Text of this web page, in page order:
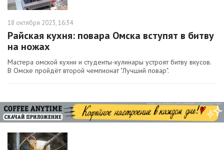
18 октября 2023, 16:34
Райская кухня: повара Омска вступят в битву
на ножах
Мастера омской кухни и студенты-кулинары устроят битву вкусов.
В Омске пройдёт второй чемпионат "Лучший повар".